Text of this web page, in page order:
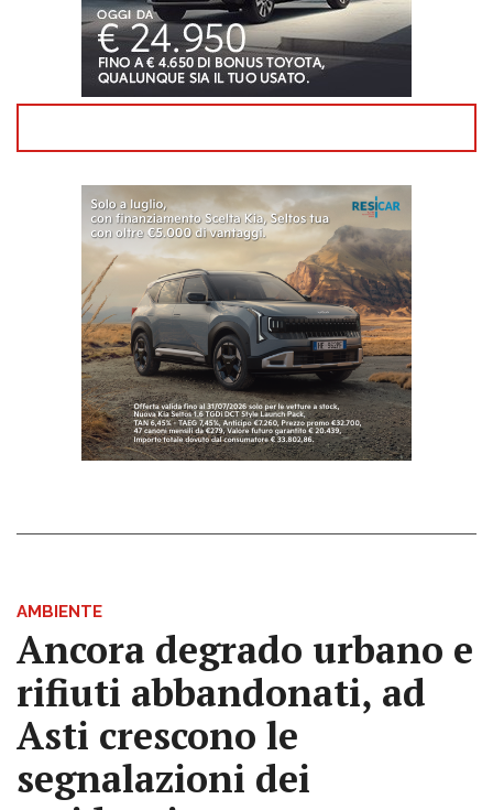
AMBIENTE
Ancora degrado urbano e
rifiuti abbandonati, ad
Asti crescono le
segnalazioni dei